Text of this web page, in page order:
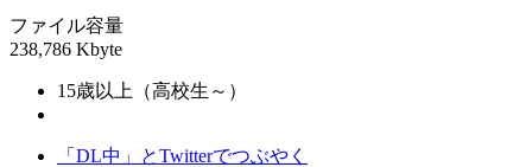
ファイル容量
238,786 Kbyte
15歳以上（高校生～）
「DL中」とTwitterでつぶやく